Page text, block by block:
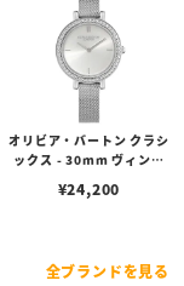
オリビア・バートン クラシ
ックス - 30mm ヴィンテ
イト サンレイ メッシュ
¥24,200
全ブランドを見る